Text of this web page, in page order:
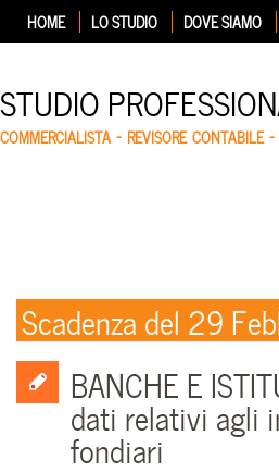
HOME LO STUDIO DOVE SIAMO
STUDIO
COMMERCIALISTA – REVISORE CONTABILE
Scadenza del 29
BANCHE E
dati relativi agli
fondiari